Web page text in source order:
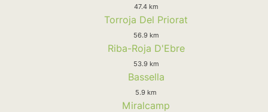
47.4 km
Torroja Del Priorat
56.9 km
Riba-Roja D'Ebre
53.9 km
Bassella
5.9 km
Miralcamp